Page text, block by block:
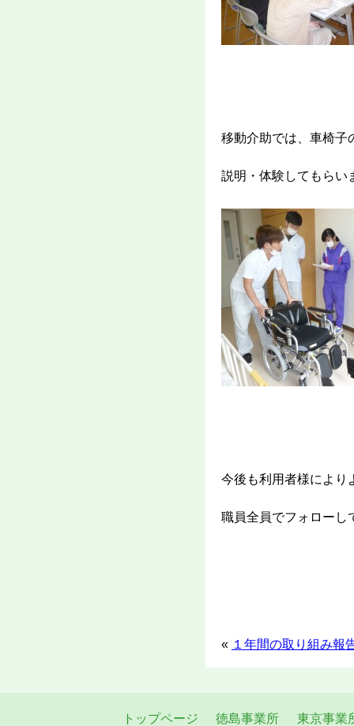
移動介助では、車椅子
説明・体験してもらい
今後も利用者様により
職員全員でフォローし
« １年間の取り組み報
トップページ 徳島事業所 東京事業